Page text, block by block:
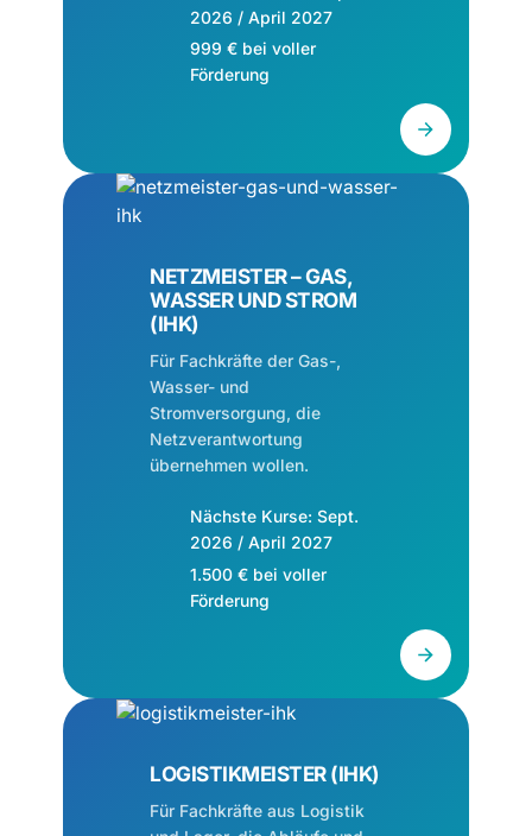
2026 / April 2027
999 € bei voller
Förderung
NETZMEISTER – GAS,
WASSER UND STROM
(IHK)
Für Fachkräfte der Gas-,
Wasser- und
Stromversorgung, die
Netzverantwortung
übernehmen wollen.
Nächste Kurse: Sept.
2026 / April 2027
1.500 € bei voller
Förderung
LOGISTIKMEISTER (IHK)
Für Fachkräfte aus Logistik